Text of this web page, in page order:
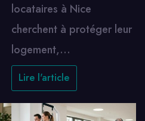
locataires à Nice
cherchent à protéger leur
logement,…
Lire l'article